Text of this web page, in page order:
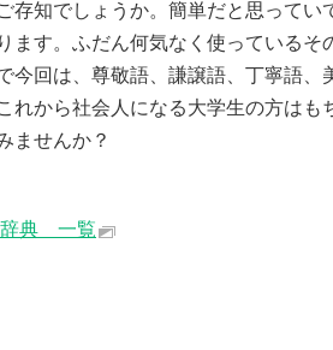
存知でしょうか。簡単だと思ってい
ます。ふだん何気なく使っているそ
今回は、尊敬語、謙譲語、丁寧語、
れから社会人になる大学生の方はも
ませんか？
辞典 一覧